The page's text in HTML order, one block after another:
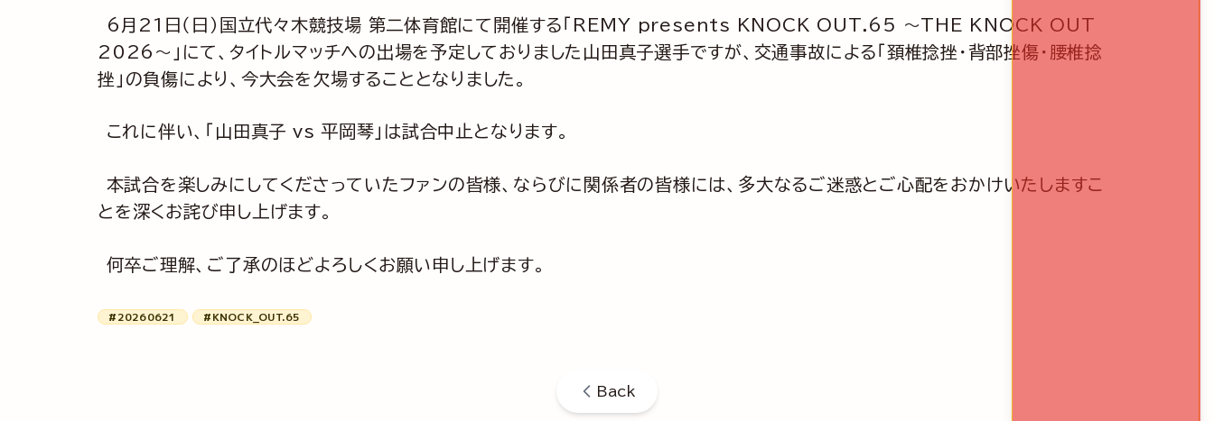
6月21日（日）国立代々木競技場 第二体育館にて開催する「REMY presents KNOCK OUT.65 ～THE KNOCK OUT
2026～」にて、タイトルマッチへの出場を予定しておりました山田真子選手ですが、交通事故による「頚椎捻挫・背部挫傷・腰椎捻
挫」の負傷により、今大会を欠場することとなりました。
これに伴い、「山田真子 vs 平岡琴」は試合中止となります。
本試合を楽しみにしてくださっていたファンの皆様、ならびに関係者の皆様には、多大なるご迷惑とご心配をおかけいたしますこ
とを深くお詫び申し上げます。
何卒ご理解、ご了承のほどよろしくお願い申し上げます。
#20260621 #KNOCK_OUT.65
Back